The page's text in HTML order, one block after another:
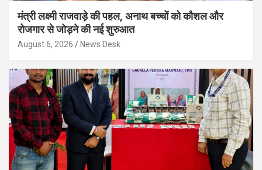
मंत्री लक्ष्मी राजवाड़े की पहल, अनाथ बच्चों को कौशल और
रोजगार से जोड़ने की नई शुरुआत
August 6, 2026 News Desk